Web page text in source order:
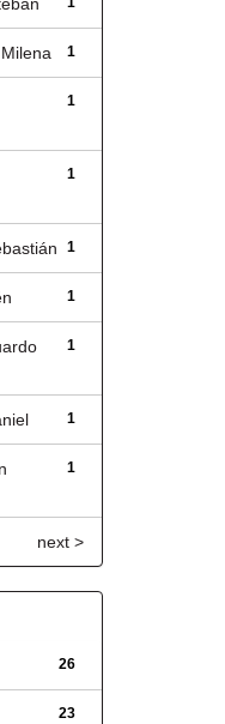
1
1
1
1
1
1
1
1
next >
26
23